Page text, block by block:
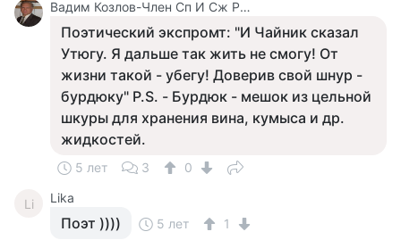
Вадим Козлов-Член Сп И Сж России.будут Вопросы -Звоните 8 926 571 18 95
Поэтический экспромт: "И Чайник сказал
Утюгу. Я дальше так жить не смогу! От
жизни такой - убегу! Доверив свой шнур -
бурдюку" P.S. - Бурдюк - мешок из цельной
шкуры для хранения вина, кумыса и др.
жидкостей.
5 лет 3 0
Li Lika
Поэт )))) 5 лет 1